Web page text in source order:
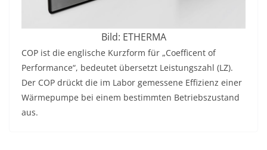
Bild: ETHERMA
COP ist die englische Kurzform für „Coefficent of
Performance“, bedeutet übersetzt Leistungszahl (LZ).
Der COP drückt die im Labor gemessene Effizienz einer
Wärmepumpe bei einem bestimmten Betriebszustand
aus.